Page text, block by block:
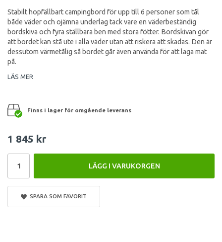
Stabilt hopfällbart campingbord för upp till 6 personer som tål
både väder och ojämna underlag tack vare en väderbeständig
bordskiva och fyra ställbara ben med stora fötter. Bordskivan gör
att bordet kan stå ute i alla väder utan att riskera att skadas. Den är
dessutom värmetålig så bordet går även använda för att laga mat
på.
LÄS MER
Finns i lager för omgående leverans
1 845 kr
LÄGG I VARUKORGEN
SPARA SOM FAVORIT